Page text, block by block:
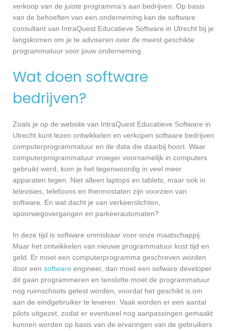
verkoop van de juiste programma’s aan bedrijven. Op basis
van de behoeften van een onderneming kan de software
consultant van IntraQuest Educatieve Software in Utrecht bij je
langskomen om je te adviseren over de meest geschikte
programmatuur voor jouw onderneming.
Wat doen software
bedrijven?
Zoals je op de website van IntraQuest Educatieve Software in
Utrecht kunt lezen ontwikkelen en verkopen software bedrijven
computerprogrammatuur en de data die daarbij hoort. Waar
computerprogrammatuur vroeger voornamelijk in computers
gebruikt werd, kom je het tegenwoordig in veel meer
apparaten tegen. Niet alleen laptops en tablets, maar ook in
televisies, telefoons en thermostaten zijn voorzien van
software. En wat dacht je van verkeerslichten,
spoorwegovergangen en parkeerautomaten?
In deze tijd is software onmisbaar voor onze maatschappij.
Maar het ontwikkelen van nieuwe programmatuur kost tijd en
geld. Er moet een computerprogramma geschreven worden
door een software engineer, dan moet een sofware developer
dit gaan programmeren en tenslotte moet de programmatuur
nog ruimschoots getest worden, voordat het geschikt is om
aan de eindgebruiker te leveren. Vaak worden er een aantal
pilots uitgezet, zodat er eventueel nog aanpassingen gemaakt
kunnen worden op basis van de ervaringen van de gebruikers